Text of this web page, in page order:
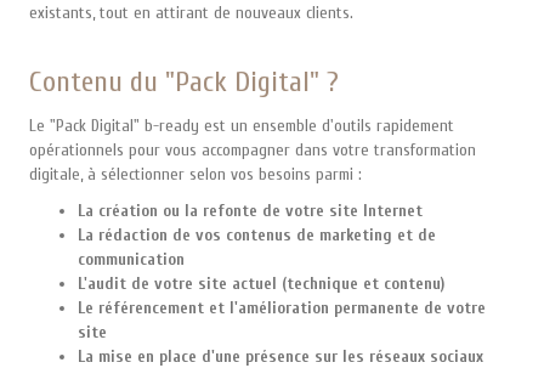
existants, tout en attirant de nouveaux clients.
Contenu du "Pack Digital" ?
Le "Pack Digital" b-ready est un ensemble d'outils rapidement
opérationnels pour vous accompagner dans votre transformation
digitale, à sélectionner selon vos besoins parmi :
La création ou la refonte de votre site Internet
La rédaction de vos contenus de marketing et de
communication
L'audit de votre site actuel (technique et contenu)
Le référencement et l'amélioration permanente de votre
site
La mise en place d'une présence sur les réseaux sociaux